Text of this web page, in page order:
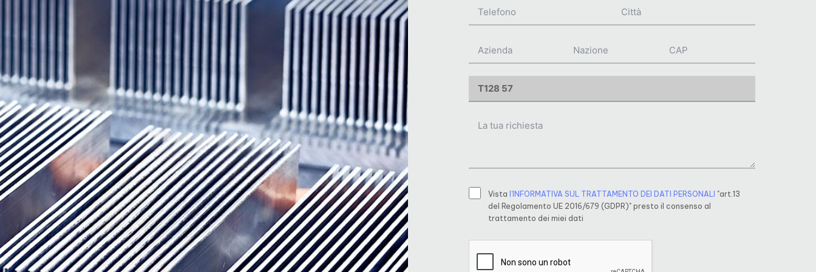
Vista l’INFORMATIVA SUL TRATTAMENTO DEI DATI PERSONALI
"art.13
del Regolamento UE 2016/679 (GDPR)" presto il consenso al
trattamento dei miei dati